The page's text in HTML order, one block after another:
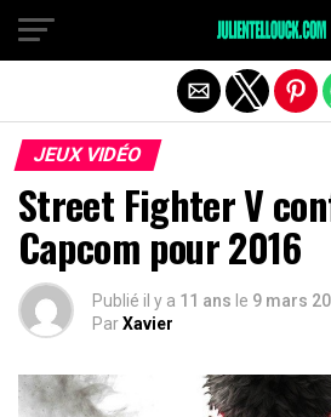
JEUX VIDÉO
Street Fighter V
Capcom pour 2016
Publié il y a 11 ans le 9 mars
ParXavier